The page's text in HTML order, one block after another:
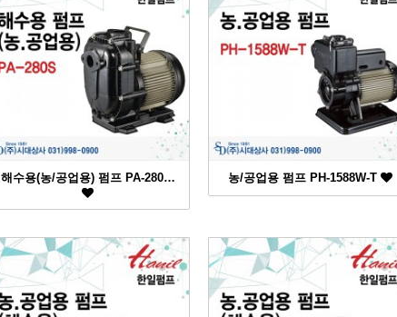
해수용(농/공업용) 펌프 PA-280… 농/공업용 펌프 PH-1588W-T